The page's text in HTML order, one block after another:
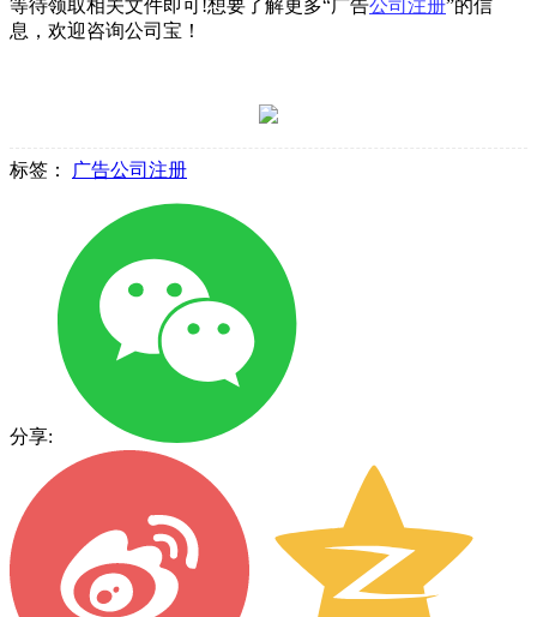
等待领取相关文件即可!想要了解更多“广告公司注册”的信
息，欢迎咨询公司宝！
标签： 广告公司注册
分享: